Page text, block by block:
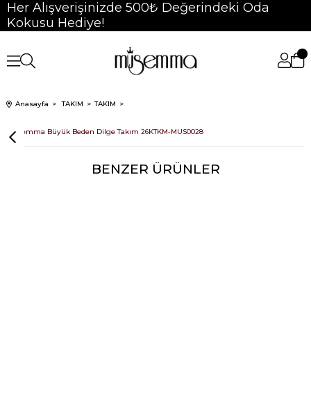
Her Alışverişinizde 500₺ Değerindeki Oda
Kokusu Hediye!
Anasayfa TAKIM TAKIM
Müsemma Büyük Beden Dilge Takım 26KTKM-MUS0028
BENZER ÜRÜNLER